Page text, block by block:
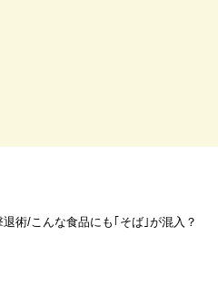
術/こんな食品にも｢そば｣が混入？